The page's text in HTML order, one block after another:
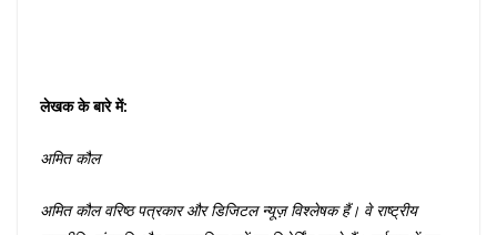
लेखक के बारे में:
अमित कौल
अमित कौल वरिष्ठ पत्रकार और डिजिटल न्यूज़ विश्लेषक हैं। वे राष्ट्रीय